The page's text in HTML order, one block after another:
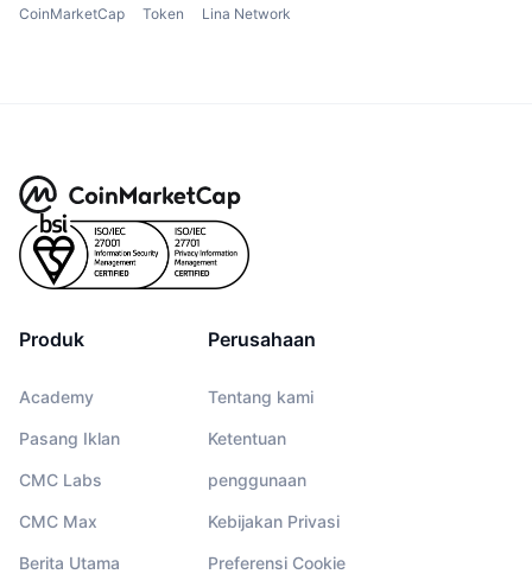
CoinMarketCap Token Lina Network
Produk
Academy
Pasang Iklan
CMC Labs
CMC Max
Berita Utama
Perusahaan
Tentang kami
Ketentuan
penggunaan
Kebijakan Privasi
Preferensi Cookie